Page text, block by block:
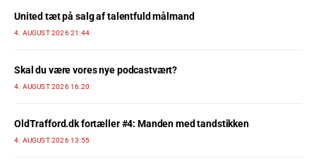
United tæt på salg af talentfuld målmand
4. AUGUST 2026 21:44
Skal du være vores nye podcastvært?
4. AUGUST 2026 16:20
OldTrafford.dk fortæller #4: Manden med tandstikken
4. AUGUST 2026 13:55